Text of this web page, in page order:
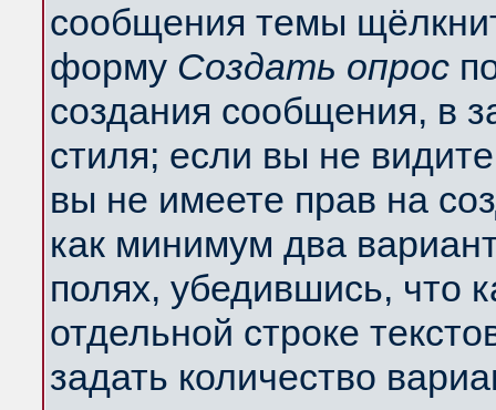
сообщения темы
форму Создать опрос
создания сообщения, в
стиля; если вы не
вы не имеете прав на
как минимум два
полях, убедившись, что
отдельной строке
задать количество